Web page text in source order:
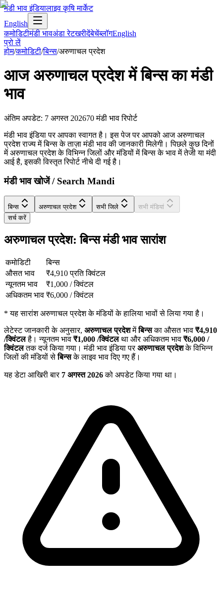
मंडी भाव इंडियालाइव कृषि मार्केट
English
कमोडिटीमंडी भावअंडा रेटखरीदेंबेचेंब्लॉगEnglish
प्रो लें
होम/कमोडिटी/बिन्स/अरुणाचल प्रदेश
आजअरुणाचल प्रदेशमेंबिन्सका मंडी
भाव
अंतिम अपडेट: 7 अगस्त 202670 मंडी भाव रिपोर्ट
मंडी भाव इंडिया पर आपका स्वागत है। इस पेज पर आपको आज अरुणाचल
प्रदेश राज्य में बिन्स के ताज़ा मंडी भाव की जानकारी मिलेगी। पिछले कुछ दिनों
में अरुणाचल प्रदेश के विभिन्न जिलों और मंडियों में बिन्स के भाव में तेजी या मंदी
आई है, इसकी विस्तृत रिपोर्ट नीचे दी गई है।
मंडी भाव खोजें / Search Mandi
बिन्स अरुणाचल प्रदेश सभी जिले
सभी मंडियां
सर्च करें
अरुणाचल प्रदेश: बिन्स मंडी भाव सारांश
कमोडिटी
बिन्स
औसत भाव
₹4,910 प्रति क्विंटल
न्यूनतम भाव
₹1,000 /क्विंटल
अधिकतम भाव ₹6,000 /क्विंटल
*यह सारांश अरुणाचल प्रदेश के मंडियों के हालिया भावों से लिया गया है।
लेटेस्ट जानकारी के अनुसार, अरुणाचल प्रदेशमेंबिन्सका औसत भाव ₹4,910
/क्विंटलहै। न्यूनतम भाव ₹1,000 /क्विंटलथा और अधिकतम भाव ₹6,000 /
क्विंटलतक दर्ज किया गया। मंडी भाव इंडिया परअरुणाचल प्रदेशके विभिन्न
जिलों की मंडियों सेबिन्सके लाइव भाव दिए गए हैं।
यह डेटा आखिरी बार 7 अगस्त 2026को अपडेट किया गया था।